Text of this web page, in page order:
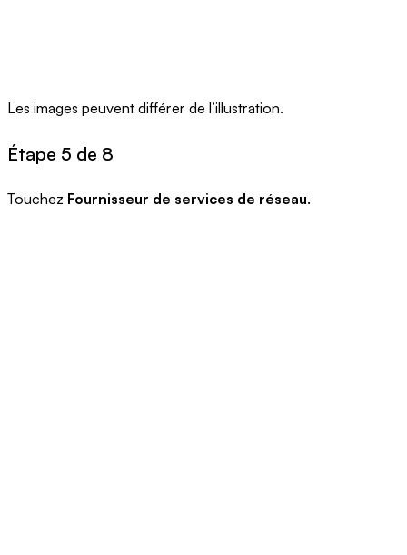
Les images peuvent différer de l’illustration.
Étape 5 de 8
Touchez Fournisseur de services de réseau.